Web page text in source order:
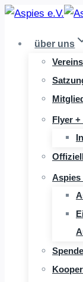
Zum
springenüber uns
Flyer
Aspies